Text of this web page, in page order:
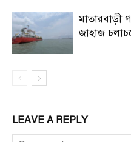
মাতারবাড়ী
জাহাজ
LEAVE A REPLY